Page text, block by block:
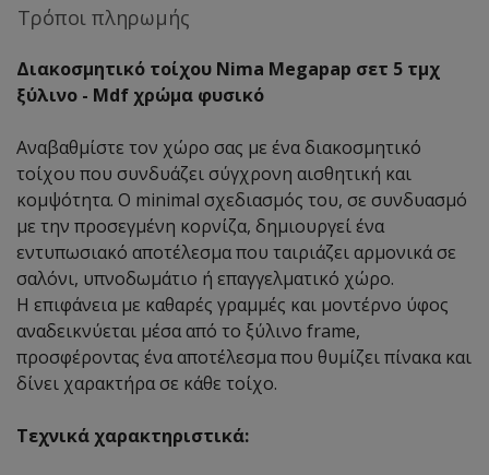
Τρόποι πληρωμής
Διακοσμητικό τοίχου Nima Megapap σετ 5 τμχ
ξύλινο - Mdf χρώμα φυσικό
Αναβαθμίστε τον χώρο σας με ένα διακοσμητικό
τοίχου που συνδυάζει σύγχρονη αισθητική και
κομψότητα. Ο minimal σχεδιασμός του, σε συνδυασμό
με την προσεγμένη κορνίζα, δημιουργεί ένα
εντυπωσιακό αποτέλεσμα που ταιριάζει αρμονικά σε
σαλόνι, υπνοδωμάτιο ή επαγγελματικό χώρο.
Η επιφάνεια με καθαρές γραμμές και μοντέρνο ύφος
αναδεικνύεται μέσα από το ξύλινο frame,
προσφέροντας ένα αποτέλεσμα που θυμίζει πίνακα και
δίνει χαρακτήρα σε κάθε τοίχο.
Τεχνικά χαρακτηριστικά: